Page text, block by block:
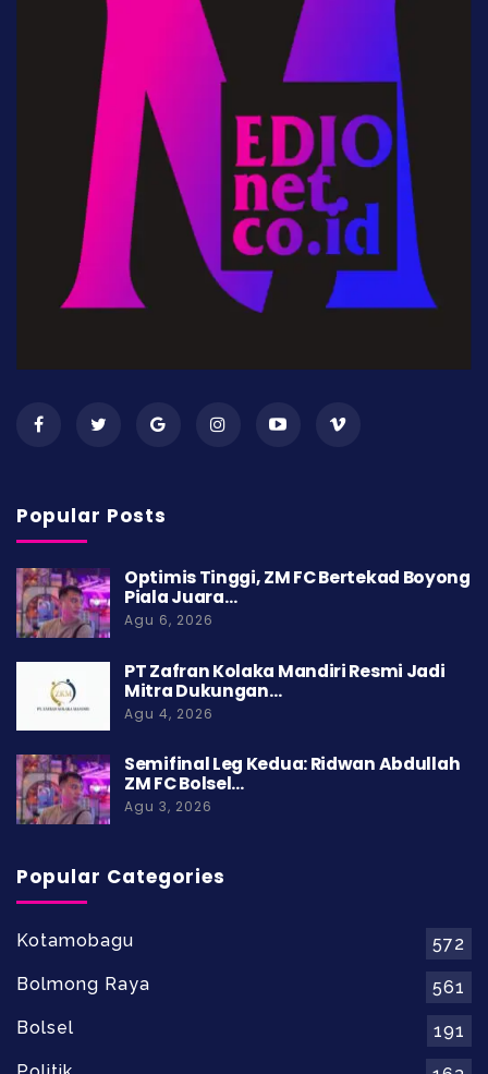
Popular Posts
Optimis Tinggi, ZM FC Bertekad Boyong
Piala Juara…
Agu 6, 2026
PT Zafran Kolaka Mandiri Resmi Jadi
Mitra Dukungan…
Agu 4, 2026
Semifinal Leg Kedua: Ridwan Abdullah
ZM FC Bolsel…
Agu 3, 2026
Popular Categories
Kotamobagu
572
Bolmong Raya
561
Bolsel
191